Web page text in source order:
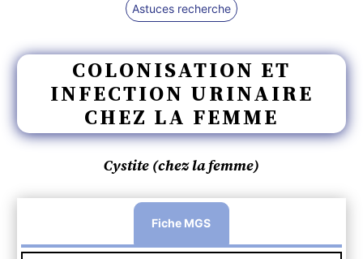
Astuces recherche
COLONISATION ET
INFECTION URINAIRE
CHEZ LA FEMME
Cystite (chez la femme)
Fiche MGS